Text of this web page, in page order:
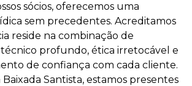
sócios, oferecemos uma
sem precedentes. Acreditamos
reside na combinação de
profundo, ética irretocável e
de confiança com cada cliente.
Baixada Santista, estamos presentes